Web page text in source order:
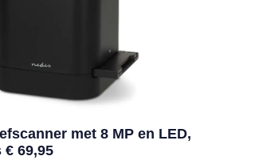
met 8 MP en LED,
69,95